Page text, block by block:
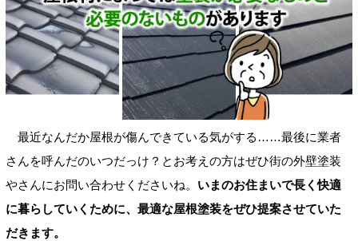
最近なんだか屋根が傷んできている気がする……最後に業者
さんを呼んだのいつだっけ？とお考えの方はぜひ街の外壁塗装
やさんにお問い合わせくださいね。 いまのお住まいで長く快適
に暮らしていくために、最適な屋根塗装をぜひ提案させていた
だきます。